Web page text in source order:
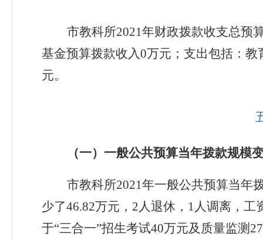
市教科所2021年财政拨款收支总预
基金预算拨款收入0万元 ；支出包括：教
元。
（一）一般公共预算当年拨款规模
市教科所2021年一般公共预算当年
少了46.82万元， 2人退休， 1人调离，工
于“三合一”招生考试40万元及质量监测 27